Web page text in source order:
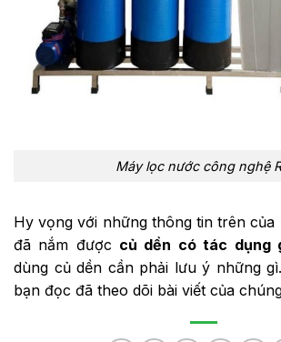
Máy lọc nước công nghệ
Hy vọng với những thông tin trên của
đã nắm được củ dền có tác dụng
dùng củ dền cần phải lưu ý những
bạn đọc đã theo dõi bài viết của